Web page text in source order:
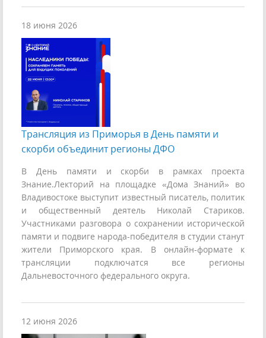
18 июня 2026
Трансляция из Приморья в День памяти и
скорби объединит регионы ДФО
В День памяти и скорби в рамках проекта
Знание.Лекторий на площадке «Дома Знаний» во
Владивостоке выступит известный писатель, политик
и общественный деятель Николай Стариков.
Участниками разговора о сохранении исторической
памяти и подвиге народа-победителя в студии станут
жители Приморского края. В онлайн-формате к
трансляции подключатся все регионы
Дальневосточного федерального округа.
12 июня 2026